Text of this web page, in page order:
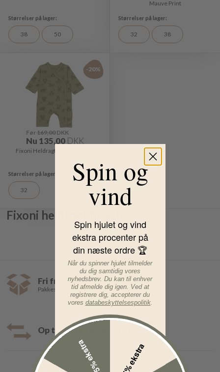
38 50
Mauve Print
32 38
-20%
Før169,00DKK
Nu 135,00 DKK
Fixoni Heldragt Tea Præmatur
32
Fixoni heldragt til baby
Fri fragt over 499,-
Pakkeshop 35,- | Hjemmelevering fra 39,-
Op til 30 dages returret
Spin og
vind
Spin hjulet og vind
ekstra procenter på
din næste ordre 🏆
Når du spinner hjulet tilmelder
du dig samtidig vores
nyhedsbrev. Du kan til enhver
tid afmelde dig igen. Ved at
registrere dig, accepterer du
vores databeskyttelsespolitik.
5% ekstra
15% ekstra